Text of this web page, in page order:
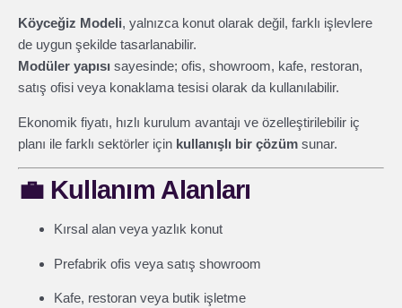
Köyceğiz Modeli, yalnızca konut olarak değil, farklı işlevlere
de uygun şekilde tasarlanabilir.
Modüler yapısı sayesinde; ofis, showroom, kafe, restoran,
satış ofisi veya konaklama tesisi olarak da kullanılabilir.
Ekonomik fiyatı, hızlı kurulum avantajı ve özelleştirilebilir iç
planı ile farklı sektörler için kullanışlı bir çözüm sunar.
💼 Kullanım Alanları
Kırsal alan veya yazlık konut
Prefabrik ofis veya satış showroom
Kafe, restoran veya butik işletme